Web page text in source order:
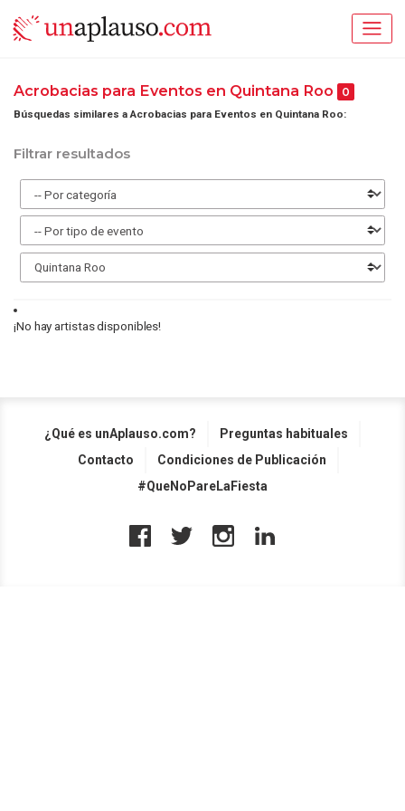
Acrobacias para Eventos en Quintana Roo 0
Búsquedas similares a Acrobacias para Eventos en Quintana Roo:
Filtrar resultados
¡No hay artistas disponibles!
¿Qué es unAplauso.com?
Preguntas habituales
Contacto
Condiciones de Publicación
#QueNoPareLaFiesta